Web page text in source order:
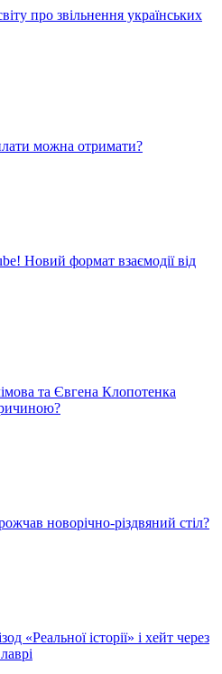
про звільнення українських
можна отримати?
Новий формат взаємодії від
та Євгена Клопотенка
новорічно-різдвяний стіл?
«Реальної історії» і хейт через